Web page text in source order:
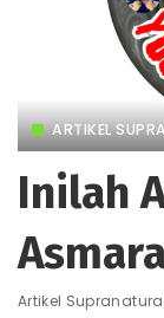
ARTIKEL
Inilah
Artikel